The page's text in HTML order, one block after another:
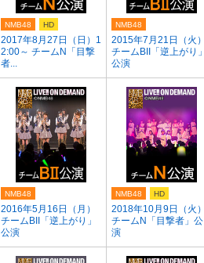
2017年8月27日（日）1
2:00～ チームN「目撃
者...
NMB48 HD
2015年7月21日（火）
チームBII「逆上がり」
公演
NMB48
2016年5月16日（月）
チームBII「逆上がり」
公演
NMB48
2018年10月9日（火）
チームN「目撃者」公
演
NMB48 HD